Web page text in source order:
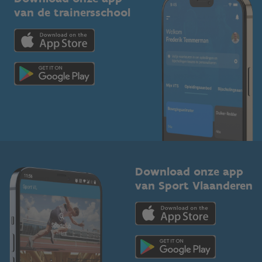
Bedrijven
Trainers en begeleiders
Topsporters
Downloads
Voor de pers
van de trainersschool
Download onze app
van Sport Vlaanderen